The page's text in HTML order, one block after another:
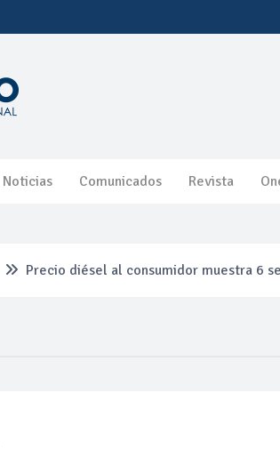
Noticias Comunicados Revista
Precio diésel al consumidor muestra 6